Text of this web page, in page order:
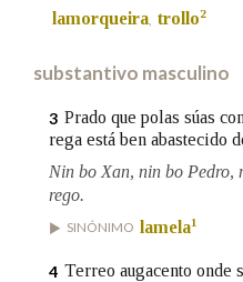
OUTRAS OPCIÓNS DE
Marcas gramaticais
Pertence a
lamorqueira, trollo2
substantivo masculino
3 Prado que polas súas
rega está ben abastecido
Nin bo Xan, nin bo
rego.
SINÓNIMO lamela1
4 Terreo augacento onde